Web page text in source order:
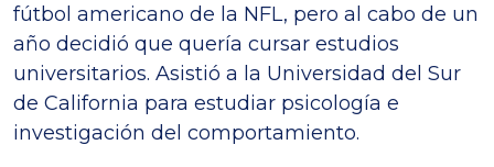
fútbol americano de la NFL, pero al cabo de un
año decidió que quería cursar estudios
universitarios. Asistió a la Universidad del Sur
de California para estudiar psicología e
investigación del comportamiento.